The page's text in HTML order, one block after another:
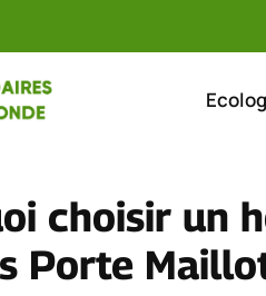
choisir un
Porte